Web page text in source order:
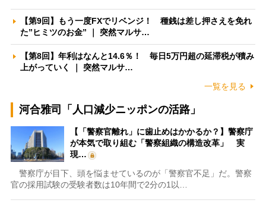
【第9回】もう一度FXでリベンジ！ 種銭は差し押さえを免れ
た”ヒミツのお金” ｜ 突然マルサ…
【第8回】年利はなんと14.6％！ 毎日5万円超の延滞税が積み
上がっていく ｜ 突然マルサ…
一覧を見る
河合雅司「人口減少ニッポンの活路」
【「警察官離れ」に歯止めはかかるか？】警察庁
が本気で取り組む「警察組織の構造改革」 実
現…
警察庁が目下、頭を悩ませているのが「警察官不足」だ。警察
官の採用試験の受験者数は10年間で2分の1以…